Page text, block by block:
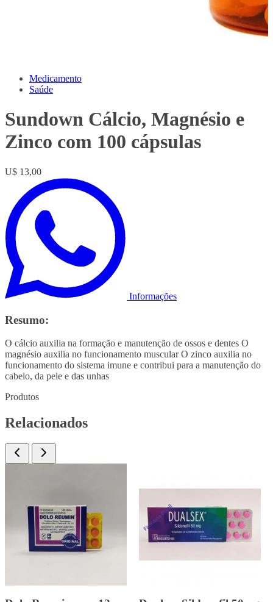
Medicamento
Saúde
Sundown Cálcio, Magnésio e
Zinco com 100 cápsulas
U$ 13,00
Informações
Resumo:
O cálcio auxilia na formação e manutenção de ossos e dentes O
magnésio auxilia no funcionamento muscular O zinco auxilia no
funcionamento do sistema imune e contribui para a manutenção do
cabelo, da pele e das unhas
Produtos
Relacionados